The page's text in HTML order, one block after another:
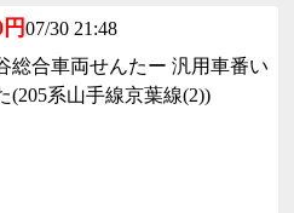
07/30 21:48
総合車両せんたー 汎用車番い
(205系山手線京葉線(2))